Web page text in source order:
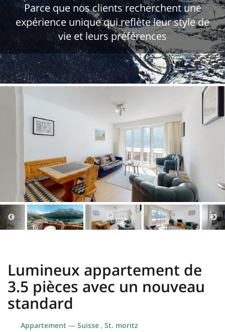
Parce que nos clients recherchent une
expérience unique qui reflète leur style de
vie et leurs préférences
Lumineux appartement de
3.5 pièces avec un nouveau
standard
Appartement — Suisse , St. moritz